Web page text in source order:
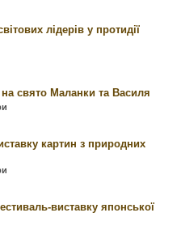
лідерів у протидії
свято Маланки та Василя
картин з природних
виставку японської